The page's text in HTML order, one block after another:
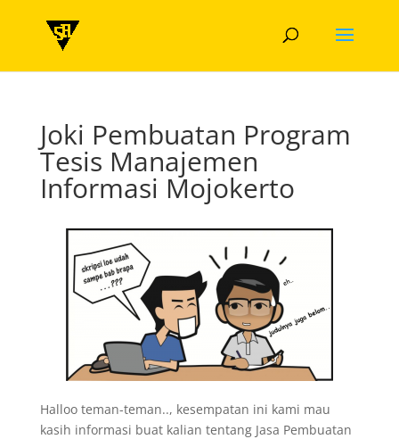
Joki Pembuatan Program
Tesis Manajemen
Informasi Mojokerto
Halloo teman-teman.., kesempatan ini kami mau
kasih informasi buat kalian tentang Jasa Pembuatan